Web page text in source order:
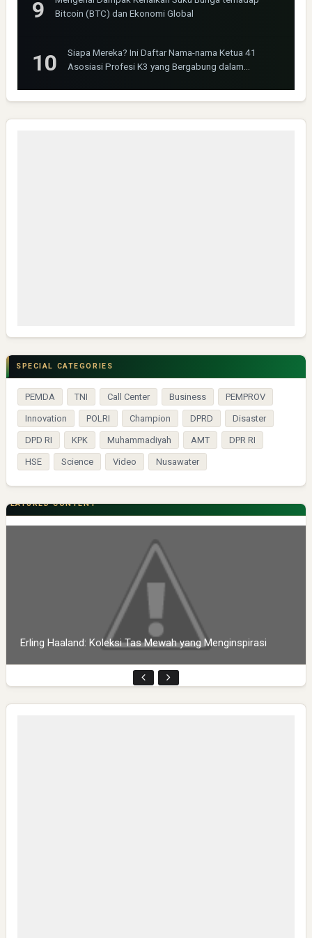
Bitcoin (BTC) dan Ekonomi Global
Siapa Mereka? Ini Daftar Nama-nama Ketua 41
Asosiasi Profesi K3 yang Bergabung dalam
SPECIAL CATEGORIES
PEMDA TNI Call Center Business PEMPROV
Innovation POLRI Champion DPRD Disaster
DPD RI KPK Muhammadiyah AMT DPR RI
HSE Science Video Nusawater
FEATURED CONTENT
Erling Haaland: Koleksi Tas Mewah yang Menginspirasi